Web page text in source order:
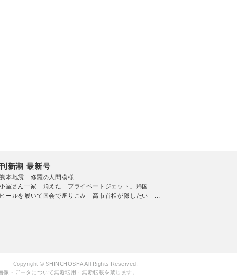
新潮 最新号
熊本地震 修羅の人間模様
小室さん一家 消えた「プライベートジェット」帰国
ヒールを履いて国会で座りこみ 高市首相が隠したい「...
Copyright © SHINCHOSHA All Rights Reserved.
像・データについて無断転用・無断転載を禁じます。